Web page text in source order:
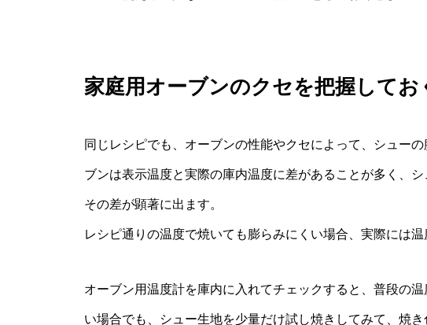
家庭用オーブンのクセを把握してお
同じレシピでも、オーブンの性能やクセによって、シュー
ブンは表示温度と実際の庫内温度に差があることが多く、
その差が顕著に出ます。
レシピ通りの温度で焼いても膨らみにくい場合、実際には温
オーブン用温度計を庫内に入れてチェックすると、普段の
い場合でも、シュー生地を少量だけ試し焼きしてみて、焼